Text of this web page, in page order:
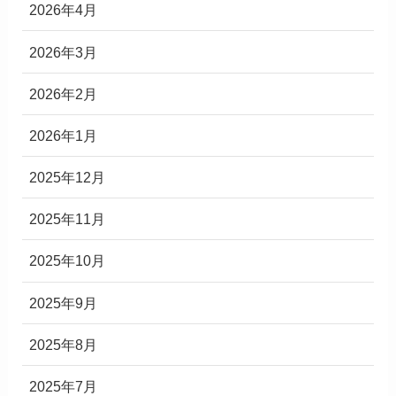
2026年4月
2026年3月
2026年2月
2026年1月
2025年12月
2025年11月
2025年10月
2025年9月
2025年8月
2025年7月